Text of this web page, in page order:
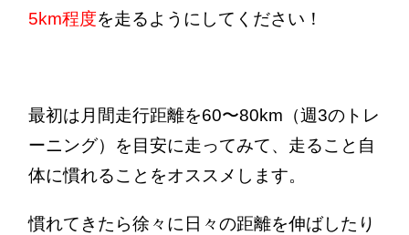
5km程度を走るようにしてください！
最初は月間走行距離を60〜80km（週3のトレ
ーニング）を目安に走ってみて、走ること自
体に慣れることをオススメします。
慣れてきたら徐々に日々の距離を伸ばしたり